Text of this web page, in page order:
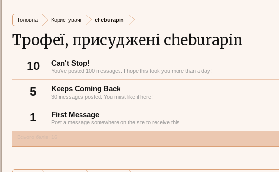
Головна Користувачі cheburapin
Трофеї, присуджені cheburapin
10 Can't Stop!
You've posted 100 messages. I hope this took you more than a day!
5 Keeps Coming Back
30 messages posted. You must like it here!
1 First Message
Post a message somewhere on the site to receive this.